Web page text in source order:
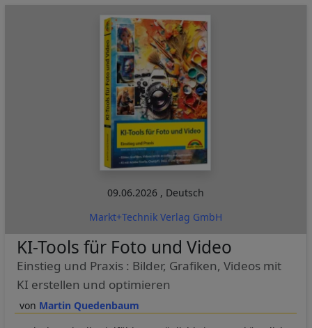
09.06.2026 , Deutsch
Markt+Technik Verlag GmbH
Martin Quedenbaum
KI-Tools für Foto und Video
Einstieg und Praxis : Bilder, Grafiken, Videos mit
KI erstellen und optimieren